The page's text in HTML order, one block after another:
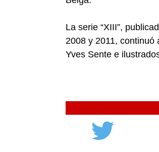
La serie “XIII”,
2008 y 2011, continuó
Yves Sente e